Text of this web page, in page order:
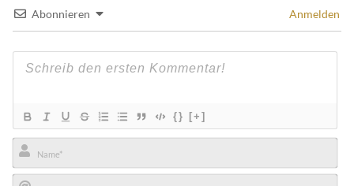
Abonnieren Anmelden
{} [+]
Name*